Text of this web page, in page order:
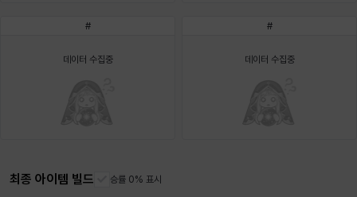
크레이버 타지아
헤이즈 헨리 현우
#
데이터 수집중
#
데이터 수집중
최종 아이템 빌드 승률 0% 표시